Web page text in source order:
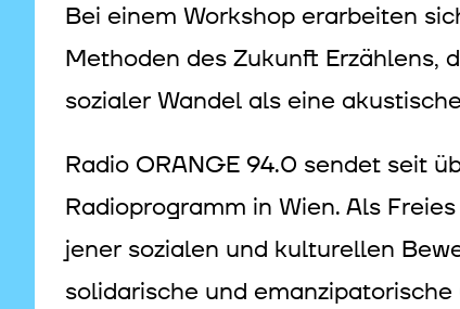
Bei einem Workshop erarbeiten
Methoden des Zukunft Erzählens,
sozialer Wandel als eine
Radio ORANGE 94.0 sendet seit
Radioprogramm in Wien. Als
jener sozialen und kulturellen
solidarische und